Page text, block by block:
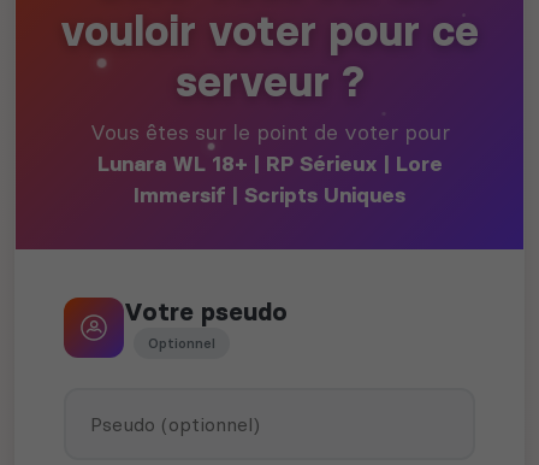
vouloir voter pour ce
serveur ?
Vous êtes sur le point de voter pour
Lunara WL 18+ | RP Sérieux | Lore
Immersif | Scripts Uniques
Votre pseudo
Optionnel